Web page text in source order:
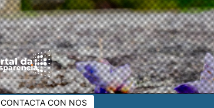
CONTACTA CON NOS